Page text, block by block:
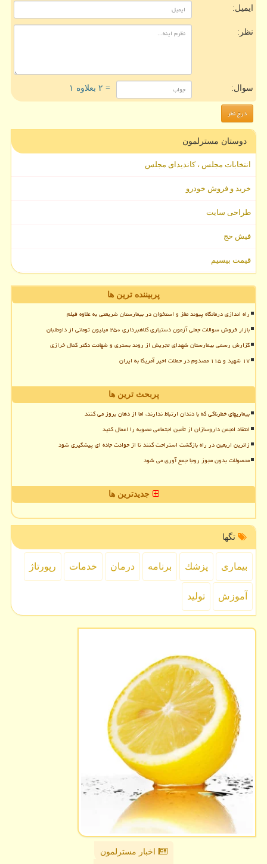
ایمیل:
نظر:
سوال: = ۲ بعلاوه ۱
دوستان مسترلمون
انتخابات مجلس ، کاندیدای مجلس
خرید و فروش خودرو
طراحی سایت
فیش حج
قیمت بیسیم
پربیننده ترین ها
راه اندازی درمانگاه پیوند مغز و استخوان در بیمارستان شریعتی به علاوه فیلم
بازار فروش سوالات جعلی آزمون دستیاری کلاهبرداری ۲۵۰ میلیون تومانی از داوطلبان
گزارش رسمی بیمارستان شهدای تجریش از روند بستری و شهادت دکتر کمال خرازی
۱۷ شهید و ۱۱۵ مصدوم در حملات اخیر آمریکا به ایران
پربحث ترین ها
بیماریهای خطرناکی که با دندان ارتباط ندارند، اما از دهان بروز می کنند
انتقاد انجمن داروسازان از تأمین اجتماعی مصوبه را اعمال کنید
زائرین اربعین در راه بازگشت استراحت کنند تا از حوادث جاده ای پیشگیری شود
محصولات بدون مجوز روجا جمع آوری می شود
جدیدترین ها
تگها
بیماری پزشك برنامه درمان خدمات رپورتاژ
آموزش تولید
اخبار مسترلمون